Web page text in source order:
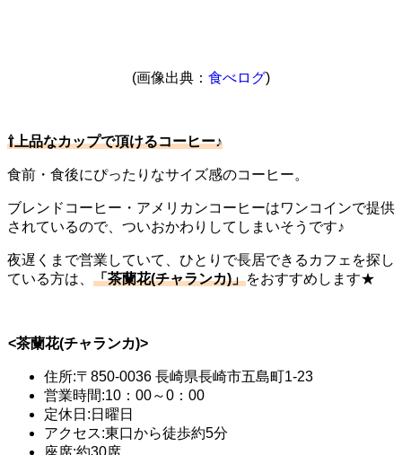
(画像出典： 食べログ)
⇧上品なカップで頂けるコーヒー♪
食前・食後にぴったりなサイズ感のコーヒー。
ブレンドコーヒー・アメリカンコーヒーはワンコインで提供
されているので、ついおかわりしてしまいそうです♪
夜遅くまで営業していて、ひとりで長居できるカフェを探し
ている方は、 「茶蘭花(チャランカ)」をおすすめします★
<茶蘭花(チャランカ)>
住所:〒850-0036 長崎県長崎市五島町1-23
営業時間:10：00～0：00
定休日:日曜日
アクセス:東口から徒歩約5分
座席:約30席